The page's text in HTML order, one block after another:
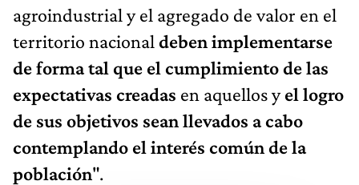
agroindustrial y el agregado de valor en el
territorio nacional deben implementarse
de forma tal que el cumplimiento de las
expectativas creadas en aquellos yel logro
de sus objetivos sean llevados a cabo
contemplando el interés común de la
población".